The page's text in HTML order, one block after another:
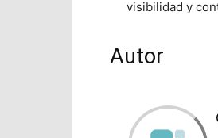
visibilidad y
Autor